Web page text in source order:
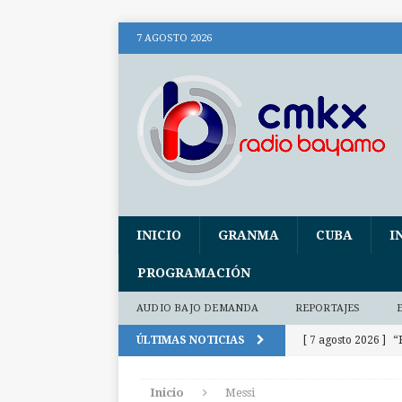
7 AGOSTO 2026
INICIO GRANMA CUBA
PROGRAMACIÓN
AUDIO BAJO DEMANDA REPORTAJES
ÚLTIMAS NOTICIAS [ 7 agosto 2026 ]
Inicio Messi